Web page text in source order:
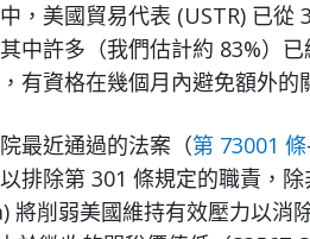
，美國貿易代表 (USTR) 已從
中許多（我們估計約 83%）
有資格在幾個月內避免額外的
最近通過的法案（第 73001 條
排除第 301 條規定的職責，
將削弱美國維持有效壓力以消